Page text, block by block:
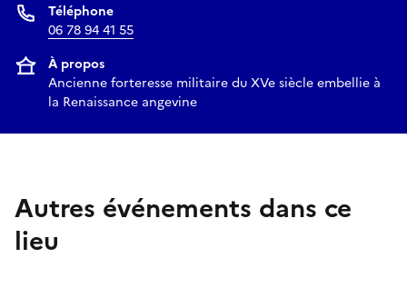
Téléphone
06 78 94 41 55
À propos
Ancienne forteresse militaire du XVe siècle embellie à
la Renaissance angevine
Autres événements dans ce
lieu